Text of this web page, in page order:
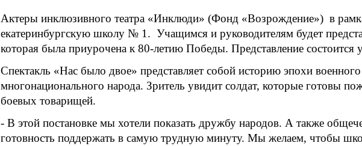
Актеры инклюзивного театра «Инклюди» (Фонд «Возрождение») в
екатеринбургскую школу № 1. Учащимся и руководителям будет
которая была приурочена к 80-летию Победы. Представление состоится
Спектакль «Нас было двое» представляет собой историю эпохи
многонационального народа. Зритель увидит солдат, которые готовы
боевых товарищей.
- В этой постановке мы хотели показать дружбу народов. А также
готовность поддержать в самую трудную минуту. Мы желаем, чтобы